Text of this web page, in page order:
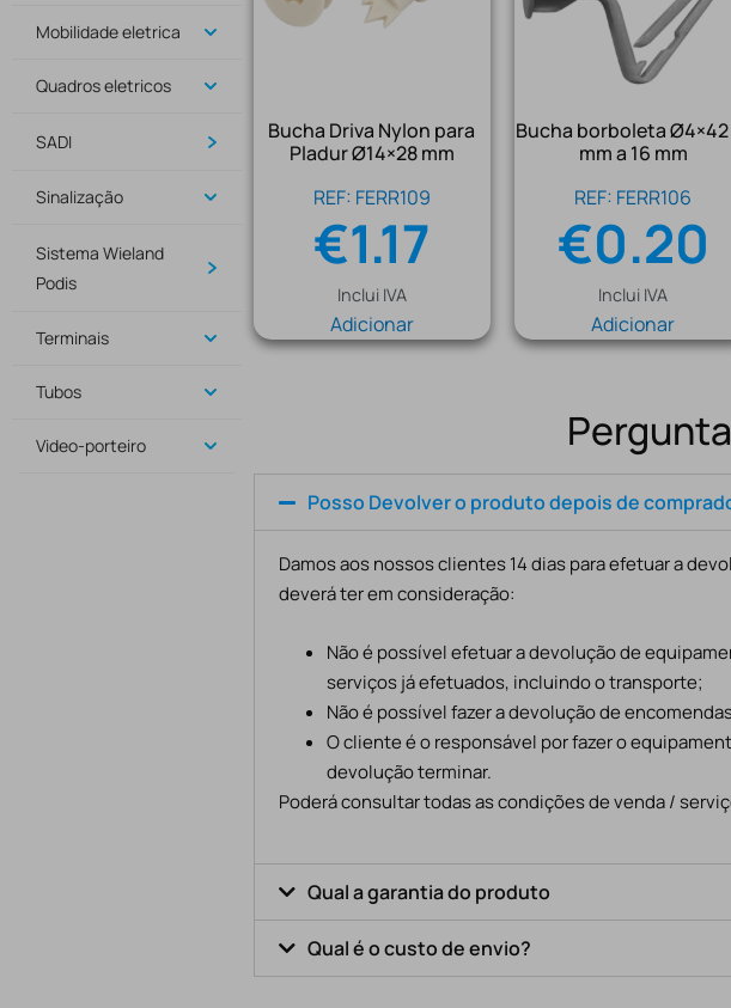
Mobilidade eletrica
Quadros eletricos
SADI
Sinalização
Sistema Wieland
Podis
Terminais
Tubos
Video-porteiro
Bucha Driva Nylon para
Pladur Ø14×28 mm
REF: FERR109
€1.17
Inclui IVA
Adicionar
Bucha borboleta Ø4×42
mm a 16 mm
REF: FERR106
€0.20
Inclui IVA
Adicionar
Posso Devolver o produto depois de
Damos aos nossos clientes 14 dias para efetuar a
deverá ter em consideração:
Não é possível efetuar a devolução de
serviços já efetuados, incluindo o transporte;
Não é possível fazer a devolução de
O cliente é o responsável por fazer o
devolução terminar.
Poderá consultar todas as condições de venda /
Qual a garantia do produto
Qual é o custo de envio?